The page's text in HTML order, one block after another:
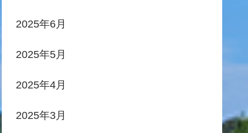
2025年6月
2025年5月
2025年4月
2025年3月